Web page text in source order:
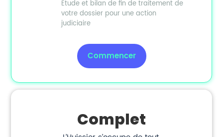
Etude et bilan de fin de traitement de
votre dossier pour une action
judiciaire
Commencer
Complet